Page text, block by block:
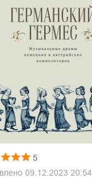
5
09.12.2023 20:54